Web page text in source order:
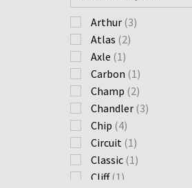
Carneo(+18)
Casio(+576)
Citizen(+175)
Claude Bernard
Daniel Wellington
(+4)
Diesel(+136)
Donoval
Duxot (+1)
Edox(+11)
Emporio Armani
Arthur (3)
Atlas (2)
Axle (1)
Carbon (1)
Champ (2)
Chandler (3)
Chip (4)
Circuit (1)
Classic (1)
Cliff(1)